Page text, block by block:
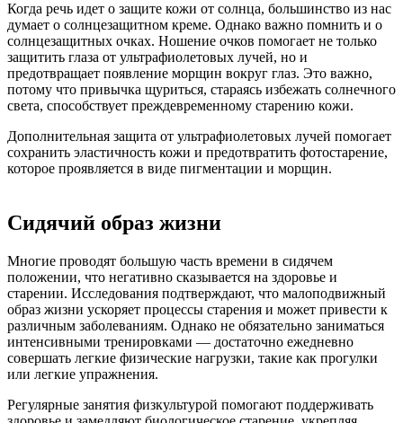
Когда речь идет о защите кожи от солнца, большинство из нас
думает о солнцезащитном креме. Однако важно помнить и о
солнцезащитных очках. Ношение очков помогает не только
защитить глаза от ультрафиолетовых лучей, но и
предотвращает появление морщин вокруг глаз. Это важно,
потому что привычка щуриться, стараясь избежать солнечного
света, способствует преждевременному старению кожи.
Дополнительная защита от ультрафиолетовых лучей помогает
сохранить эластичность кожи и предотвратить фотостарение,
которое проявляется в виде пигментации и морщин.
Сидячий образ жизни
Многие проводят большую часть времени в сидячем
положении, что негативно сказывается на здоровье и
старении. Исследования подтверждают, что малоподвижный
образ жизни ускоряет процессы старения и может привести к
различным заболеваниям. Однако не обязательно заниматься
интенсивными тренировками — достаточно ежедневно
совершать легкие физические нагрузки, такие как прогулки
или легкие упражнения.
Регулярные занятия физкультурой помогают поддерживать